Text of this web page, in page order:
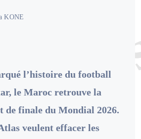
KONE
l’histoire du football
le Maroc retrouve la
de finale du Mondial 2026.
veulent effacer les